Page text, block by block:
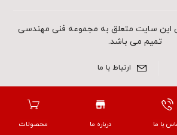
سایت متعلق به مجموعه فنی مهندسی
تمیم می باشد.
ارتباط با ما
با ما درباره ما محصولات